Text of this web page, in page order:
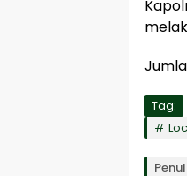
Tag: